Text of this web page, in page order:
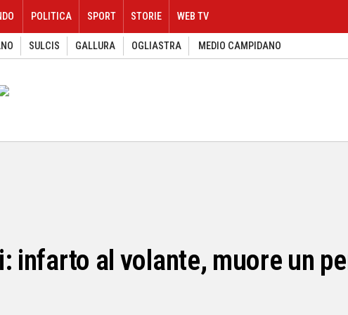
SULCIS GALLURA OGLIASTRA MEDIO CAMPIDANO
POLITICA SPORT STORIE WEB TV
infarto al volante, muore un